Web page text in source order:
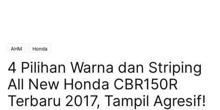
AHM Honda
4 Pilihan Warna dan Striping
All New Honda CBR150R
Terbaru 2017, Tampil Agresif!